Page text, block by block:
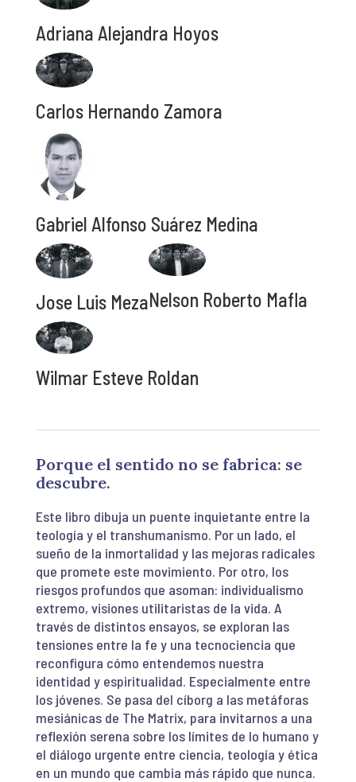
Adriana Alejandra Hoyos
Carlos Hernando Zamora
Gabriel Alfonso Suárez Medina
Jose Luis MezaNelson Roberto Mafla
Wilmar Esteve Roldan
Porque el sentido no se fabrica: se
descubre.
Este libro dibuja un puente inquietante entre la
teología y el transhumanismo. Por un lado, el
sueño de la inmortalidad y las mejoras radicales
que promete este movimiento. Por otro, los
riesgos profundos que asoman: individualismo
extremo, visiones utilitaristas de la vida. A
través de distintos ensayos, se exploran las
tensiones entre la fe y una tecnociencia que
reconfigura cómo entendemos nuestra
identidad y espiritualidad. Especialmente entre
los jóvenes. Se pasa del cíborg a las metáforas
mesiánicas de The Matrix, para invitarnos a una
reflexión serena sobre los límites de lo humano y
el diálogo urgente entre ciencia, teología y ética
en un mundo que cambia más rápido que nunca.